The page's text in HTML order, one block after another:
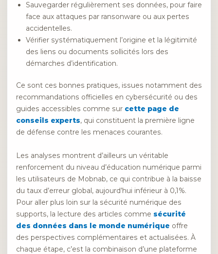
Sauvegarder régulièrement ses données, pour faire
face aux attaques par ransonware ou aux pertes
accidentelles.
Vérifier systématiquement l’origine et la légitimité
des liens ou documents sollicités lors des
démarches d’identification.
Ce sont ces bonnes pratiques, issues notamment des
recommandations officielles en cybersécurité ou des
guides accessibles comme sur cette page de
conseils experts, qui constituent la première ligne
de défense contre les menaces courantes.
Les analyses montrent d’ailleurs un véritable
renforcement du niveau d’éducation numérique parmi
les utilisateurs de Mobnab, ce qui contribue à la baisse
du taux d’erreur global, aujourd’hui inférieur à 0,1%.
Pour aller plus loin sur la sécurité numérique des
supports, la lecture des articles comme sécurité
des données dans le monde numérique offre
des perspectives complémentaires et actualisées. À
chaque étape, c’est la combinaison d’une plateforme